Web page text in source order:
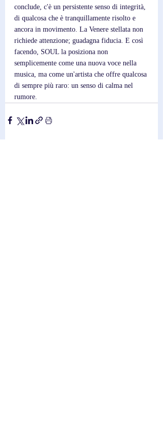
conclude, c'è un persistente senso di integrità,
di qualcosa che è tranquillamente risolto e
ancora in movimento. La Venere stellata non
richiede attenzione; guadagna fiducia. E così
facendo, SOUL la posiziona non
semplicemente come una nuova voce nella
musica, ma come un'artista che offre qualcosa
di sempre più raro: un senso di calma nel
rumore.